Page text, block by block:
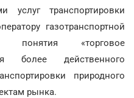
услуг транспортировки
газотранспортной
понятия «торговое
более действенного
природного
рынка.